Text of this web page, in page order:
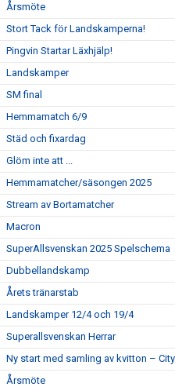
Årsmöte
Stort Tack för Landskamperna!
Pingvin Startar Läxhjälp!
Landskamper
SM final
Hemmamatch 6/9
Städ och fixardag
Glöm inte att ...
Hemmamatcher/säsongen 2025
Stream av Bortamatcher
Macron
SuperAllsvenskan 2025 Spelschema
Dubbellandskamp
Årets tränarstab
Landskamper 12/4 och 19/4
Superallsvenskan Herrar
Ny start med samling av kvitton –
Årsmöte